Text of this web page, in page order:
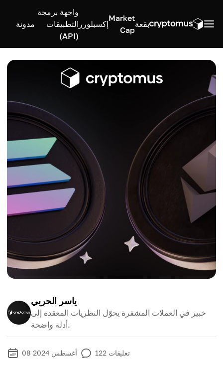
بقعة
Market
Cap
إكسبلورر
واجهة برمجة
التطبيقات
(API)
مدونة
ياسر الحربي
خبير في العملات المشفرة يحوّل النظريات المعقدة إلى
أدلة واضحة.
08 أغسطس 2024 122 تعليقات